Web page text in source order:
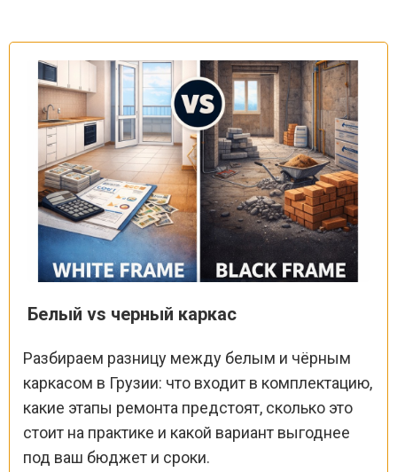
Белый vs черный каркас
Разбираем разницу между белым и чёрным
каркасом в Грузии: что входит в комплектацию,
какие этапы ремонта предстоят, сколько это
стоит на практике и какой вариант выгоднее
под ваш бюджет и сроки.